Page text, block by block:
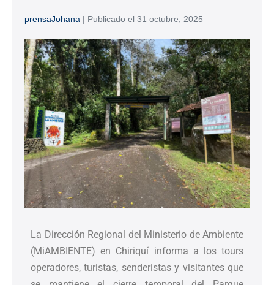
prensaJohana | Publicado el 31 octubre, 2025
La Dirección Regional del Ministerio de Ambiente
(MiAMBIENTE) en Chiriquí informa a los tours
operadores, turistas, senderistas y visitantes que